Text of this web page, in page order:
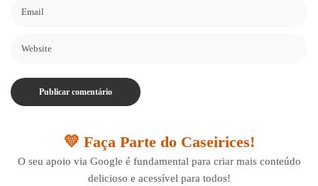
💛 Faça Parte do Caseirices!
O seu apoio via Google é fundamental para criar mais conteúdo
delicioso e acessível para todos!